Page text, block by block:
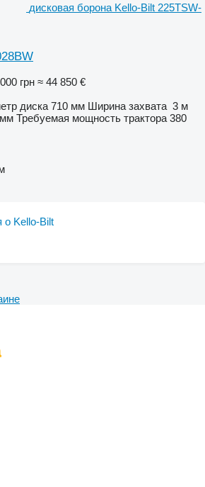
дисковая борона Kello-Bilt 225TSW-
грн ≈ 44 850 €
диска 710 мм Ширина захвата 3 м
Требуемая мощность трактора 380
Kello-Bilt